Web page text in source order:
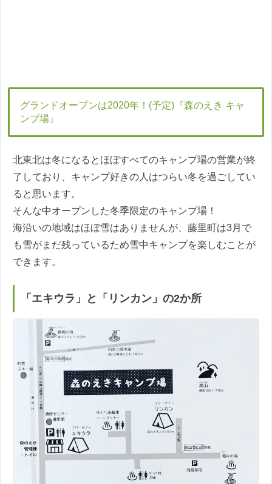
グランドオープンは2020年！(予定)『森のえき キャ
ンプ場』
北東北は冬になるとほぼすべてのキャンプ場の営業が終
了しており、キャンプ好きの人はつらい冬を過ごしてい
ると思います。
そんな中オープンした冬季限定のキャンプ場！
海沿いの地域はほぼ雪はありませんが、藤里町は3月で
も雪がまだ残っているため雪中キャンプを楽しむことが
できます。
「エキウラ」と「リンカン」の2か所